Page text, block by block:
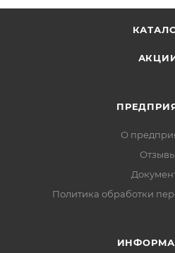
О
Отзывы
Политика обработки